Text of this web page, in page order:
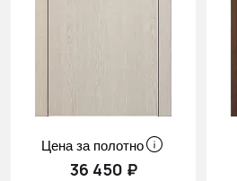
Цена за полотно
36 450 ₽